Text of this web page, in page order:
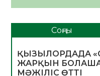
Соңғы
ҚЫЗЫЛОРДАДА
ЖАРҚЫН
МӘЖІЛІС ӨТТІ